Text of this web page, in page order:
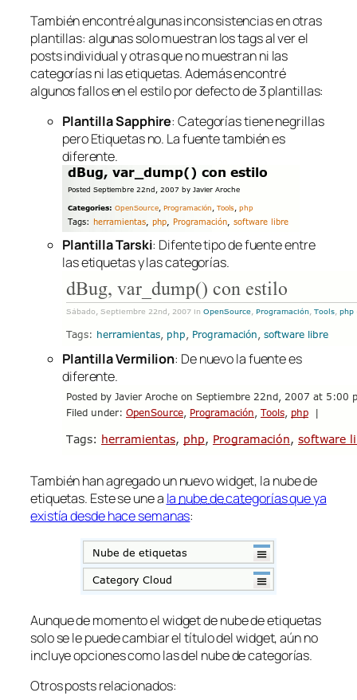
También encontré algunas inconsistencias en otras
plantillas: algunas solo muestran los tags al ver el
posts individual y otras que no muestran ni las
categorías ni las etiquetas. Además encontré
algunos fallos en el estilo por defecto de 3 plantillas:
Plantilla Sapphire: Categorías tiene negrillas
pero Etiquetas no. La fuente también es
diferente.
Plantilla Tarski: Difente tipo de fuente entre
las etiquetas y las categorías.
Plantilla Vermilion: De nuevo la fuente es
diferente.
También han agregado un nuevo widget, la nube de
etiquetas. Este se une a la nube de categoríasque ya
existía desde hace semanas:
Aunque de momento el widget denube de etiquetas
solo se le puede cambiar el título del widget, aún no
incluye opciones como las del nube de categorías.
Otros posts relacionados: